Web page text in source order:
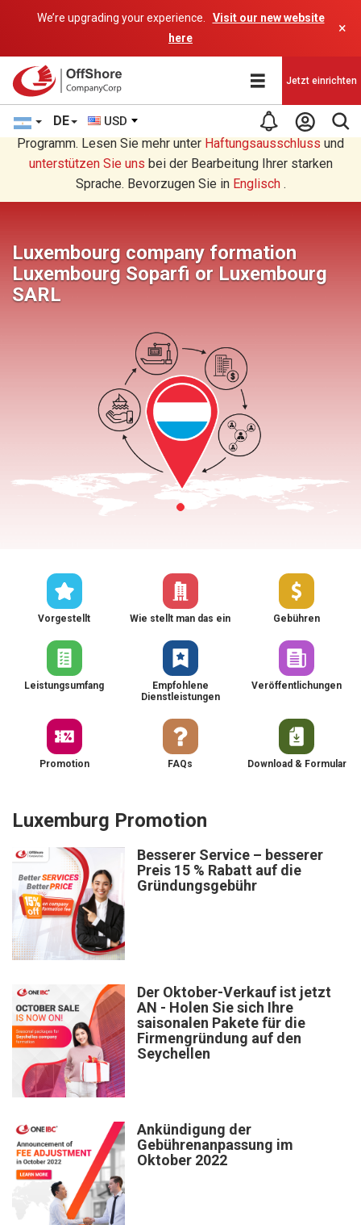
We’re upgrading your experience.
Visit our new website
here
×
DE USD
Jetzt einrichten
Sie lesen eine Deutsche Übersetzung durch ein AI-
Programm. Lesen Sie mehr unter Haftungsausschluss und
unterstützen Sie uns bei der Bearbeitung Ihrer starken
Sprache. Bevorzugen Sie in Englisch.
Luxembourg company formation
Luxembourg Soparfi or Luxembourg
SARL
Vorgestellt Wie stellt man das ein Gebühren
Leistungsumfang
Empfohlene
Dienstleistungen
Veröffentlichungen
Promotion FAQs Download & Formular
Luxemburg Promotion
Besserer Service – besserer
Preis 15 % Rabatt auf die
Gründungsgebühr
Der Oktober-Verkauf ist jetzt
AN - Holen Sie sich Ihre
saisonalen Pakete für die
Firmengründung auf den
Seychellen
Ankündigung der
Gebührenanpassung im
Oktober 2022